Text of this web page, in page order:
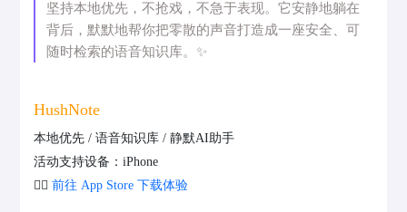
坚持本地优先，不抢戏，不急于表现。它安静地躺在
背后，默默地帮你把零散的声音打造成一座安全、可
随时检索的语音知识库。✨
HushNote
本地优先 / 语音知识库 / 静默AI助手
活动支持设备：iPhone
👉🏻前往 App Store 下载体验